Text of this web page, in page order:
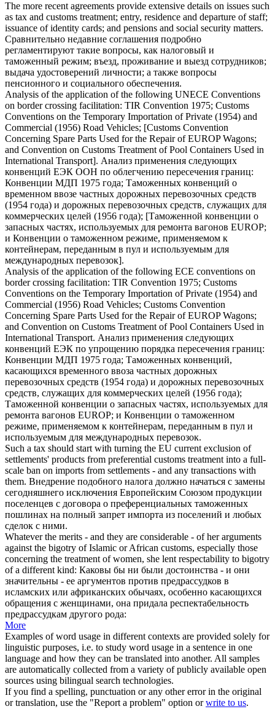
The more recent agreements provide extensive details on issues such
as tax and customs treatment; entry, residence and departure of staff;
issuance of identity cards; and pensions and social security matters.
Сравнительно недавние соглашения подробно
регламентируют такие вопросы, как налоговый и
таможенный режим; въезд, проживание и выезд сотрудников;
выдача удостоверений личности; а также вопросы
пенсионного и социального обеспечения.
Analysis of the application of the following UNECE Conventions
on border crossing facilitation: TIR Convention 1975; Customs
Conventions on the Temporary Importation of Private (1954) and
Commercial (1956) Road Vehicles; [Customs Convention
Concerning Spare Parts Used for the Repair of EUROP Wagons;
and Convention on Customs Treatment of Pool Containers Used in
International Transport]. Анализ применения следующих
конвенций ЕЭК ООН по облегчению пересечения границ:
Конвенции МДП 1975 года; Таможенных конвенций о
временном ввозе частных дорожных перевозочных средств
(1954 года) и дорожных перевозочных средств, служащих для
коммерческих целей (1956 года); [Таможенной конвенции о
запасных частях, используемых для ремонта вагонов EUROP;
и Конвенции о таможенном режиме, применяемом к
контейнерам, переданным в пул и используемым для
международных перевозок].
Analysis of the application of the following ECE conventions on
border crossing facilitation: TIR Convention 1975; Customs
Conventions on the Temporary Importation of Private (1954) and
Commercial (1956) Road Vehicles; Customs Convention
Concerning Spare Parts Used for the Repair of EUROP Wagons;
and Convention on Customs Treatment of Pool Containers Used in
International Transport. Анализ применения следующих
конвенций ЕЭК по упрощению порядка пересечения границ:
Конвенции МДП 1975 года; Таможенных конвенций,
касающихся временного ввоза частных дорожных
перевозочных средств (1954 года) и дорожных перевозочных
средств, служащих для коммерческих целей (1956 года);
Таможенной конвенции о запасных частях, используемых для
ремонта вагонов EUROP; и Конвенции о таможенном
режиме, применяемом к контейнерам, переданным в пул и
используемым для международных перевозок.
Such a tax should start with turning the EU current exclusion of
settlements' products from preferential customs treatment into a full-
scale ban on imports from settlements - and any transactions with
them. Внедрение подобного налога должно начаться с замены
сегодняшнего исключения Европейским Союзом продукции
поселенцев с договора о преференциальных таможенных
пошлинах на полный запрет импорта из поселений и любых
сделок с ними.
Whatever the merits - and they are considerable - of her arguments
against the bigotry of Islamic or African customs, especially those
concerning the treatment of women, she lent respectability to bigotry
of a different kind: Каковы бы ни были достоинства - и они
значительны - ее аргументов против предрассудков в
исламских или африканских обычаях, особенно касающихся
обращения с женщинами, она придала респектабельность
предрассудкам другого рода:
More
Examples of word usage in different contexts are provided solely for
linguistic purposes, i.e. to study word usage in a sentence in one
language and how they can be translated into another. All samples
are automatically collected from a variety of publicly available open
sources using bilingual search technologies.
If you find a spelling, punctuation or any other error in the original
or translation, use the "Report a problem" option orwrite to us.